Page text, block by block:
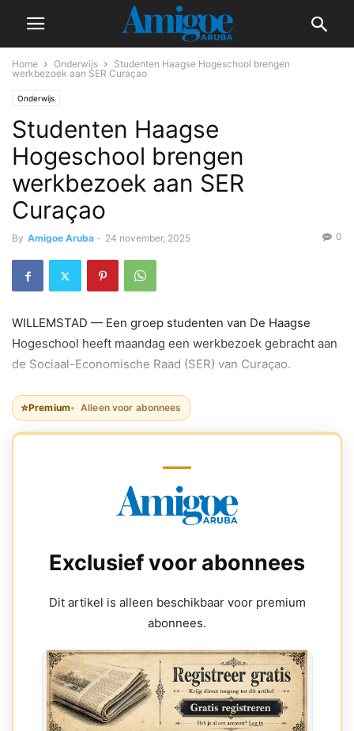
Home Onderwijs
Studenten Haagse Hogeschool brengen
werkbezoek aan SER Curaçao
Onderwijs
Studenten Haagse
Hogeschool brengen
werkbezoek aan SER
Curaçao
By Amigoe Aruba - 24 november, 2025 0
WILLEMSTAD — Een groep studenten van De Haagse
Hogeschool heeft maandag een werkbezoek gebracht aan
de Sociaal-Economische Raad (SER) van Curaçao.
⭐Premium Alleen voor abonnees
Exclusief voor abonnees
Dit artikel is alleen beschikbaar voor premium
abonnees.